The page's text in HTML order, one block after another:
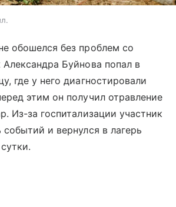
обошелся без проблем со
Буйнова попал в
где у него диагностировали
этим он получил отравление
Из-за госпитализации участник
событий и вернулся в лагерь